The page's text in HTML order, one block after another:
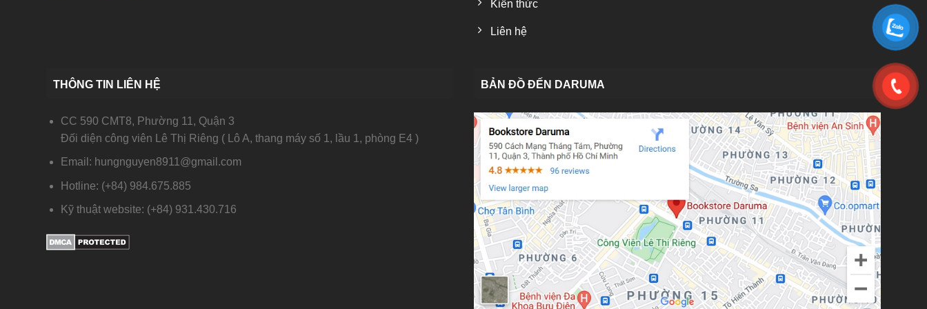
Kiến thức
Liên hệ
THÔNG TIN LIÊN HỆ
CC 590 CMT8, Phường 11, Quận 3
Đối diện công viên Lê Thị Riêng ( Lô A, thang máy số 1, lầu 1, phòng E4 )
Email: hungnguyen8911@gmail.com
Hotline: (+84) 984.675.885
Kỹ thuật website: (+84) 931.430.716
BẢN ĐỒ ĐẾN DARUMA